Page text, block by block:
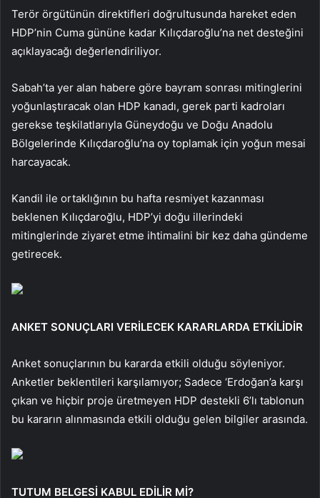
Terör örgütünün direktifleri doğrultusunda hareket eden
HDP’nin Cuma gününe kadar Kılıçdaroğlu’na net desteğini
açıklayacağı değerlendiriliyor.
Sabah’ta yer alan habere göre bayram sonrası mitinglerini
yoğunlaştıracak olan HDP kanadı, gerek parti kadroları
gerekse teşkilatlarıyla Güneydoğu ve Doğu Anadolu
Bölgelerinde Kılıçdaroğlu’na oy toplamak için yoğun mesai
harcayacak.
Kandil ile ortaklığının bu hafta resmiyet kazanması
beklenen Kılıçdaroğlu, HDP’yi doğu illerindeki
mitinglerinde ziyaret etme ihtimalini bir kez daha gündeme
getirecek.
ANKET SONUÇLARI VERİLECEK KARARLARDA ETKİLİDİR
Anket sonuçlarının bu kararda etkili olduğu söyleniyor.
Anketler beklentileri karşılamıyor; Sadece ‘Erdoğan’a karşı
çıkan ve hiçbir proje üretmeyen HDP destekli 6’lı tablonun
bu kararın alınmasında etkili olduğu gelen bilgiler arasında.
TUTUM BELGESİ KABUL EDİLİR Mİ?